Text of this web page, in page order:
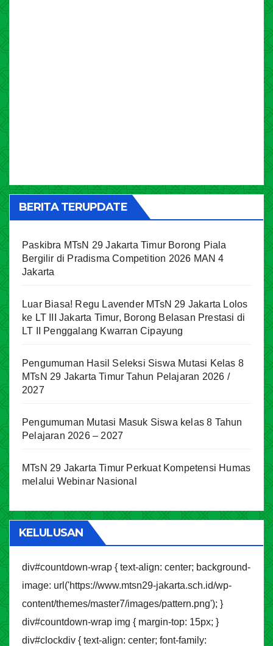
BERITA TERUPDATE
Paskibra MTsN 29 Jakarta Timur Borong Piala
Bergilir di Pradisma Competition 2026 MAN 4
Jakarta
Luar Biasa! Regu Lavender MTsN 29 Jakarta Lolos
ke LT III Jakarta Timur, Borong Belasan Prestasi di
LT II Penggalang Kwarran Cipayung
Pengumuman Hasil Seleksi Siswa Mutasi Kelas 8
MTsN 29 Jakarta Timur Tahun Pelajaran 2026 /
2027
Pengumuman Mutasi Masuk Siswa kelas 8 Tahun
Pelajaran 2026 – 2027
MTsN 29 Jakarta Timur Perkuat Kompetensi Humas
melalui Webinar Nasional
KELULUSAN
div#countdown-wrap { text-align: center; background-
image: url('https://www.mtsn29-jakarta.sch.id/wp-
content/themes/master7/images/pattern.png'); }
div#countdown-wrap img { margin-top: 15px; }
div#clockdiv { text-align: center; font-family: